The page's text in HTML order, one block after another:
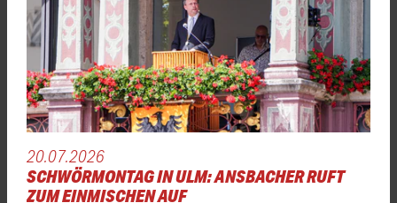
20.07.2026
SCHWÖRMONTAG IN ULM: ANSBACHER RUFT
ZUM EINMISCHEN AUF